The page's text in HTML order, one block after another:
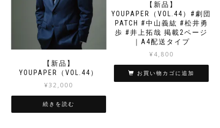
【新品】
YOUPAPER（VOL.44）
¥32,000
続きを読む
【新品】
YOUPAPER（VOL.44）#劇団
PATCH #中山義紘 #松井勇
歩 #井上拓哉 掲載2ページ
｜A4配送タイプ
¥4,800
お買い物カゴに追加